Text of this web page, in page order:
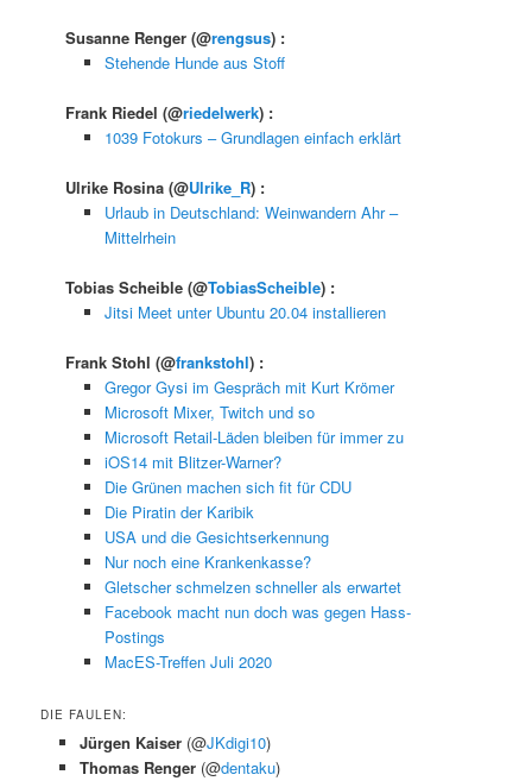
Susanne Renger(@rengsus) :
Stehende Hunde aus Stoff
Frank Riedel(@riedelwerk) :
1039 Fotokurs – Grundlagen einfach erklärt
Ulrike Rosina(@Ulrike_R) :
Urlaub in Deutschland: Weinwandern Ahr –
Mittelrhein
Tobias Scheible(@TobiasScheible) :
Jitsi Meet unter Ubuntu 20.04 installieren
Frank Stohl(@frankstohl) :
Gregor Gysi im Gespräch mit Kurt Krömer
Microsoft Mixer, Twitch und so
Microsoft Retail-Läden bleiben für immer zu
iOS14 mit Blitzer-Warner?
Die Grünen machen sich fit für CDU
Die Piratin der Karibik
USA und die Gesichtserkennung
Nur noch eine Krankenkasse?
Gletscher schmelzen schneller als erwartet
Facebook macht nun doch was gegen Hass-
Postings
MacES-Treffen Juli 2020
DIE FAULEN:
Jürgen Kaiser (@JKdigi10)
Thomas Renger (@dentaku)